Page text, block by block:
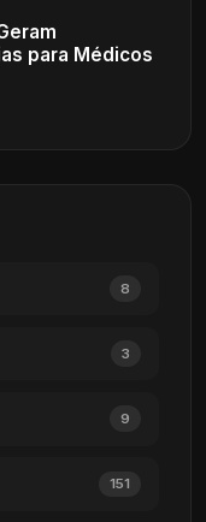
para Médicos
8
3
9
151